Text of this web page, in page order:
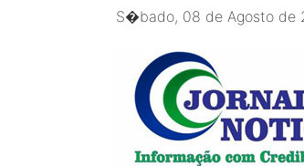
S�bado, 08 de Agosto de